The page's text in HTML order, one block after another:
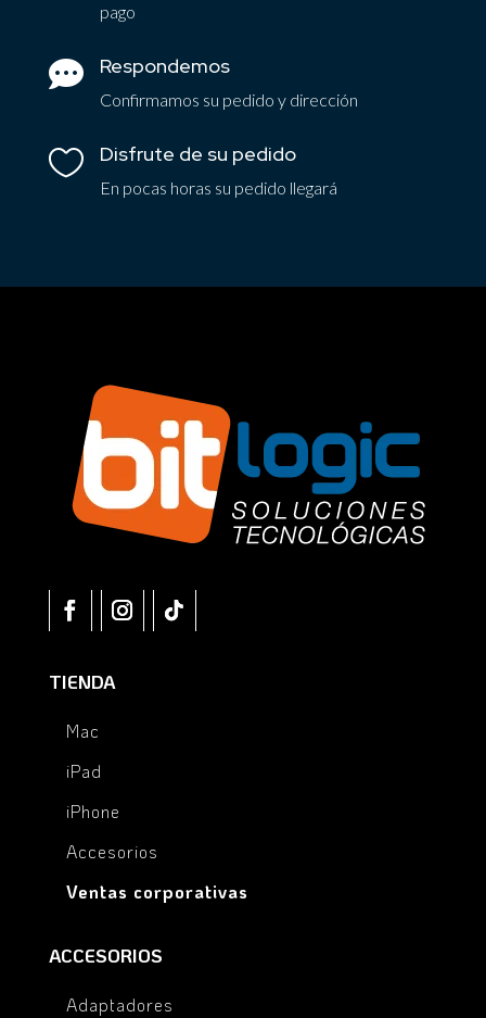
pago
 Respondemos
Confirmamos su pedido y dirección
 Disfrute de su pedido
En pocas horas su pedido llegará
TIENDA
Mac
iPad
iPhone
Accesorios
Ventas corporativas
ACCESORIOS
Adaptadores